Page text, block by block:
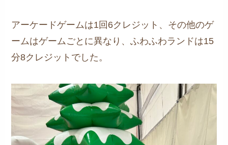
アーケードゲームは1回6クレジット、その他のゲ
ームはゲームごとに異なり、ふわふわランドは15
分8クレジットでした。